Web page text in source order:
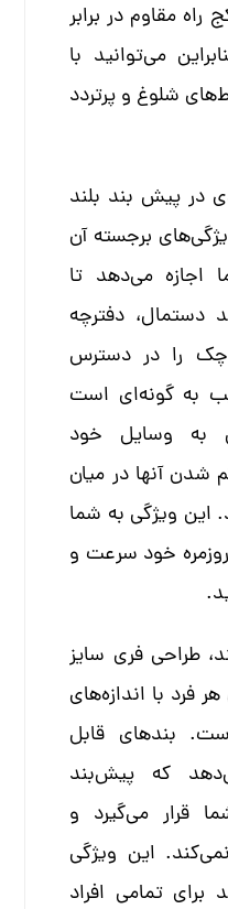
مقاوم در برابر
می‌توانید با
شلوغ و پرتردد
در پیش بند بلند
برجسته آن
می‌دهد تا
دستمال، دفترچه
را در دسترس
به گونه‌ای است
به وسایل خود
شدن آنها در میان
این ویژگی به شما
خود سرعت و
طراحی فری سایز
فرد با اندازه‌های
بندهای قابل
که پیش‌بند
قرار می‌گیرد و
این ویژگی
تمامی افراد